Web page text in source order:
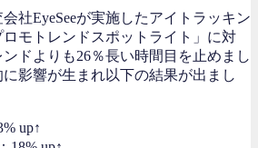
社EyeSeeが実施したアイトラッキン
モトレンドスポットライト」に対
ドよりも26％長い時間目を止めまし
影響が生まれ以下の結果が出まし
up↑